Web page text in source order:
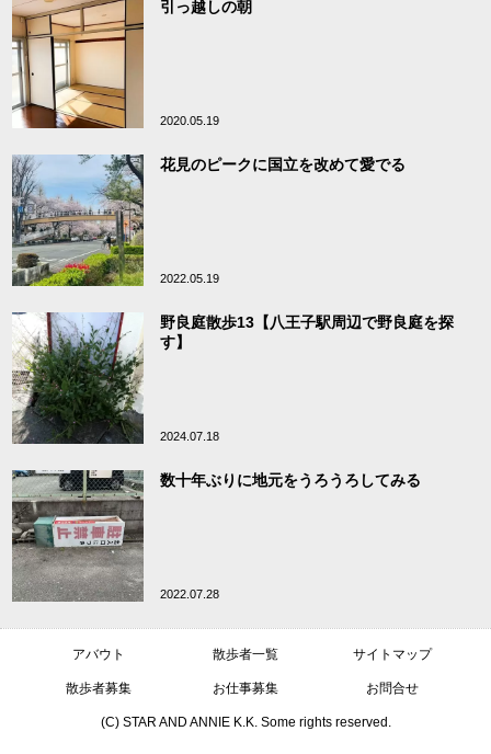
引っ越しの朝
2020.05.19
花見のピークに国立を改めて愛でる
2022.05.19
野良庭散歩13【八王子駅周辺で野良庭を探
す】
2024.07.18
数十年ぶりに地元をうろうろしてみる
2022.07.28
アバウト 散歩者一覧 サイトマップ
散歩者募集 お仕事募集 お問合せ
(C) STAR AND ANNIE K.K. Some rights reserved.